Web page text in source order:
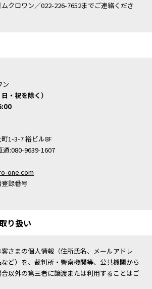
クロワン／022-226-7652までご連絡くださ
ン
・祝を除く）
1-3-7 裕ビル8F
:080-9639-1607
one.com
録番号
り扱い
さまの個人情報（住所氏名、メールアドレ
ど）を、裁判所・警察機関等、公共機関から
以外の第三者に譲渡または利用することはご